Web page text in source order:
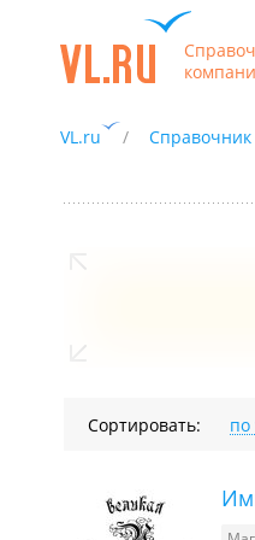
VL.ru Справочник
Сортировать: